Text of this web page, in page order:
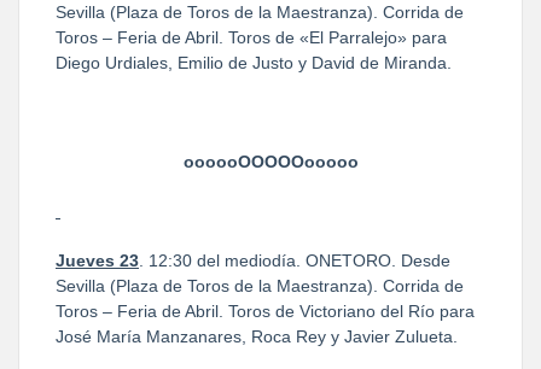
Sevilla (Plaza de Toros de la Maestranza). Corrida de
Toros – Feria de Abril. Toros de «El Parralejo» para
Diego Urdiales, Emilio de Justo y David de Miranda.
oooooOOOOOooooo
Jueves 23 . 12:30 del mediodía. ONETORO. Desde
Sevilla (Plaza de Toros de la Maestranza). Corrida de
Toros – Feria de Abril. Toros de Victoriano del Río para
José María Manzanares, Roca Rey y Javier Zulueta.